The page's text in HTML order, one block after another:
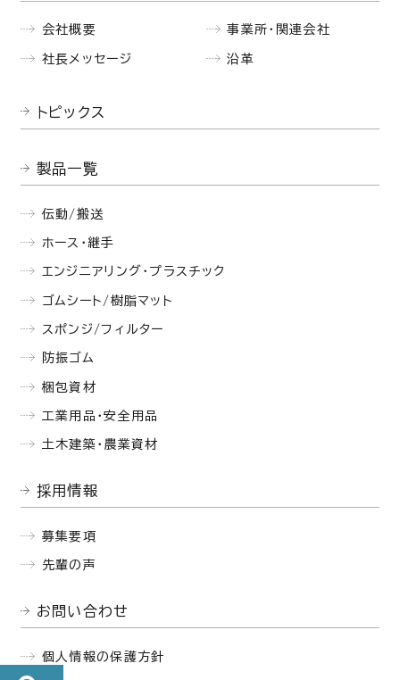
会社概要
社長メッセージ
事業所・関連会社
沿革
トピックス
製品一覧
伝動/搬送
ホース・継手
エンジニアリング・プラスチック
ゴムシート/樹脂マット
スポンジ/フィルター
防振ゴム
梱包資材
工業用品・安全用品
土木建築・農業資材
採用情報
募集要項
先輩の声
お問い合わせ
個人情報の保護方針